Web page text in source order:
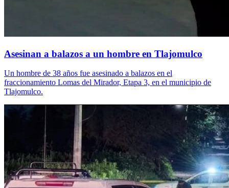
Asesinan a balazos a un hombre en Tlajomulco
Un hombre de 38 años fue asesinado a balazos en el
fraccionamiento Lomas del Mirador, Etapa 3, en el municipio de
Tlajomulco.